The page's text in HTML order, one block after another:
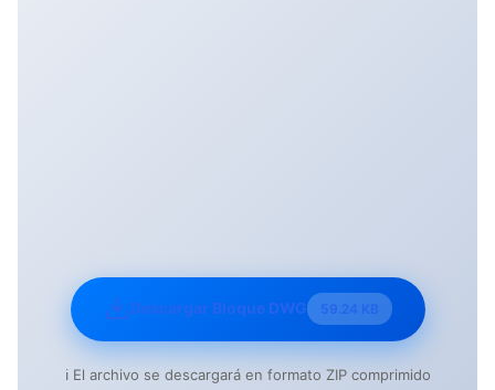
Descargar Bloque DWG 59.24 KB
ℹ️ El archivo se descargará en formato ZIP comprimido